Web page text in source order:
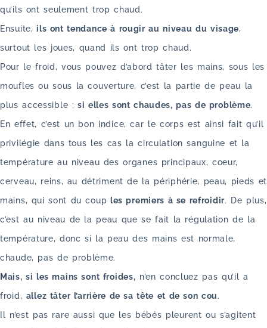
qu’ils ont seulement trop chaud.
Ensuite, ils ont tendance à rougir au niveau du visage,
surtout les joues, quand ils ont trop chaud.
Pour le froid, vous pouvez d’abord tâter les mains, sous les
moufles ou sous la couverture, c’est la partie de peau la
plus accessible ; si elles sont chaudes, pas de problème.
En effet, c’est un bon indice, car le corps est ainsi fait qu’il
privilégie dans tous les cas la circulation sanguine et la
température au niveau des organes principaux, coeur,
cerveau, reins, au détriment de la périphérie, peau, pieds et
mains, qui sont du coup les premiers à se refroidir. De plus,
c’est au niveau de la peau que se fait la régulation de la
température, donc si la peau des mains est normale,
chaude, pas de problème.
Mais, si les mains sont froides, n’en concluez pas qu’il a
froid, allez tâter l’arrière de sa tête et de son cou.
Il n’est pas rare aussi que les bébés pleurent ou s’agitent